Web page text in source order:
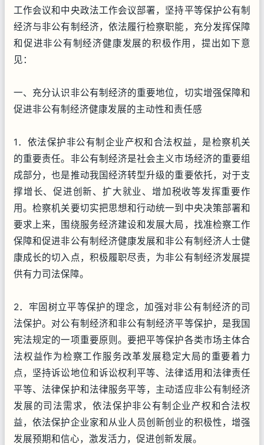
工作会议和中央政法工作会议部署，坚持平等保护公有制
经济与非公有制经济，依法履行检察职能，充分发挥保障
和促进非公有制经济健康发展的积极作用，提出如下意
见：
一、充分认识非公有制经济的重要地位，切实增强保障和
促进非公有制经济健康发展的主动性和责任感
1．依法保护非公有制企业产权和合法权益，是检察机关
的重要责任。非公有制经济是社会主义市场经济的重要组
成部分，也是推动我国经济转型升级的重要依托，对于支
撑增长、促进创新、扩大就业、增加税收等发挥重要作
用。检察机关要切实把思想和行动统一到中央决策部署和
要求上来，围绕服务经济建设和发展大局，找准检察工作
保障和促进非公有制经济健康发展和非公有制经济人士健
康成长的切入点，积极履职尽责，为非公有制经济发展提
供有力司法保障。
2．牢固树立平等保护的理念，加强对非公有制经济的司
法保护。对公有制经济和非公有制经济平等保护，是我国
宪法规定的一项重要原则。要把平等保护各类市场主体合
法权益作为检察工作服务改革发展稳定大局的重要着力
点，坚持诉讼地位和诉讼权利平等、法律适用和法律责任
平等、法律保护和法律服务平等，主动适应非公有制经济
发展的司法需求，依法保护非公有制企业产权和合法权
益，依法保护企业家和从业人员创新创业的积极性，增强
发展预期和信心，激发活力，促进创新发展。